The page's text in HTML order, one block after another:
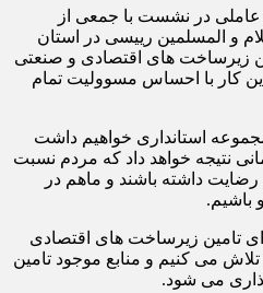
در نشست با جمعی از
و المسلمین رییسی در استان
زیرساخت های اقتصادی و صنعتی
کار با احساس مسوولیت تمام
استانداری خواهیم داشت
نتیجه خواهد داد که مردم نسبت
داشته باشند و ماهم در
باشیم.
تامین زیرساخت های اقتصادی
می کنیم و منابع موجود تامین
می شود.